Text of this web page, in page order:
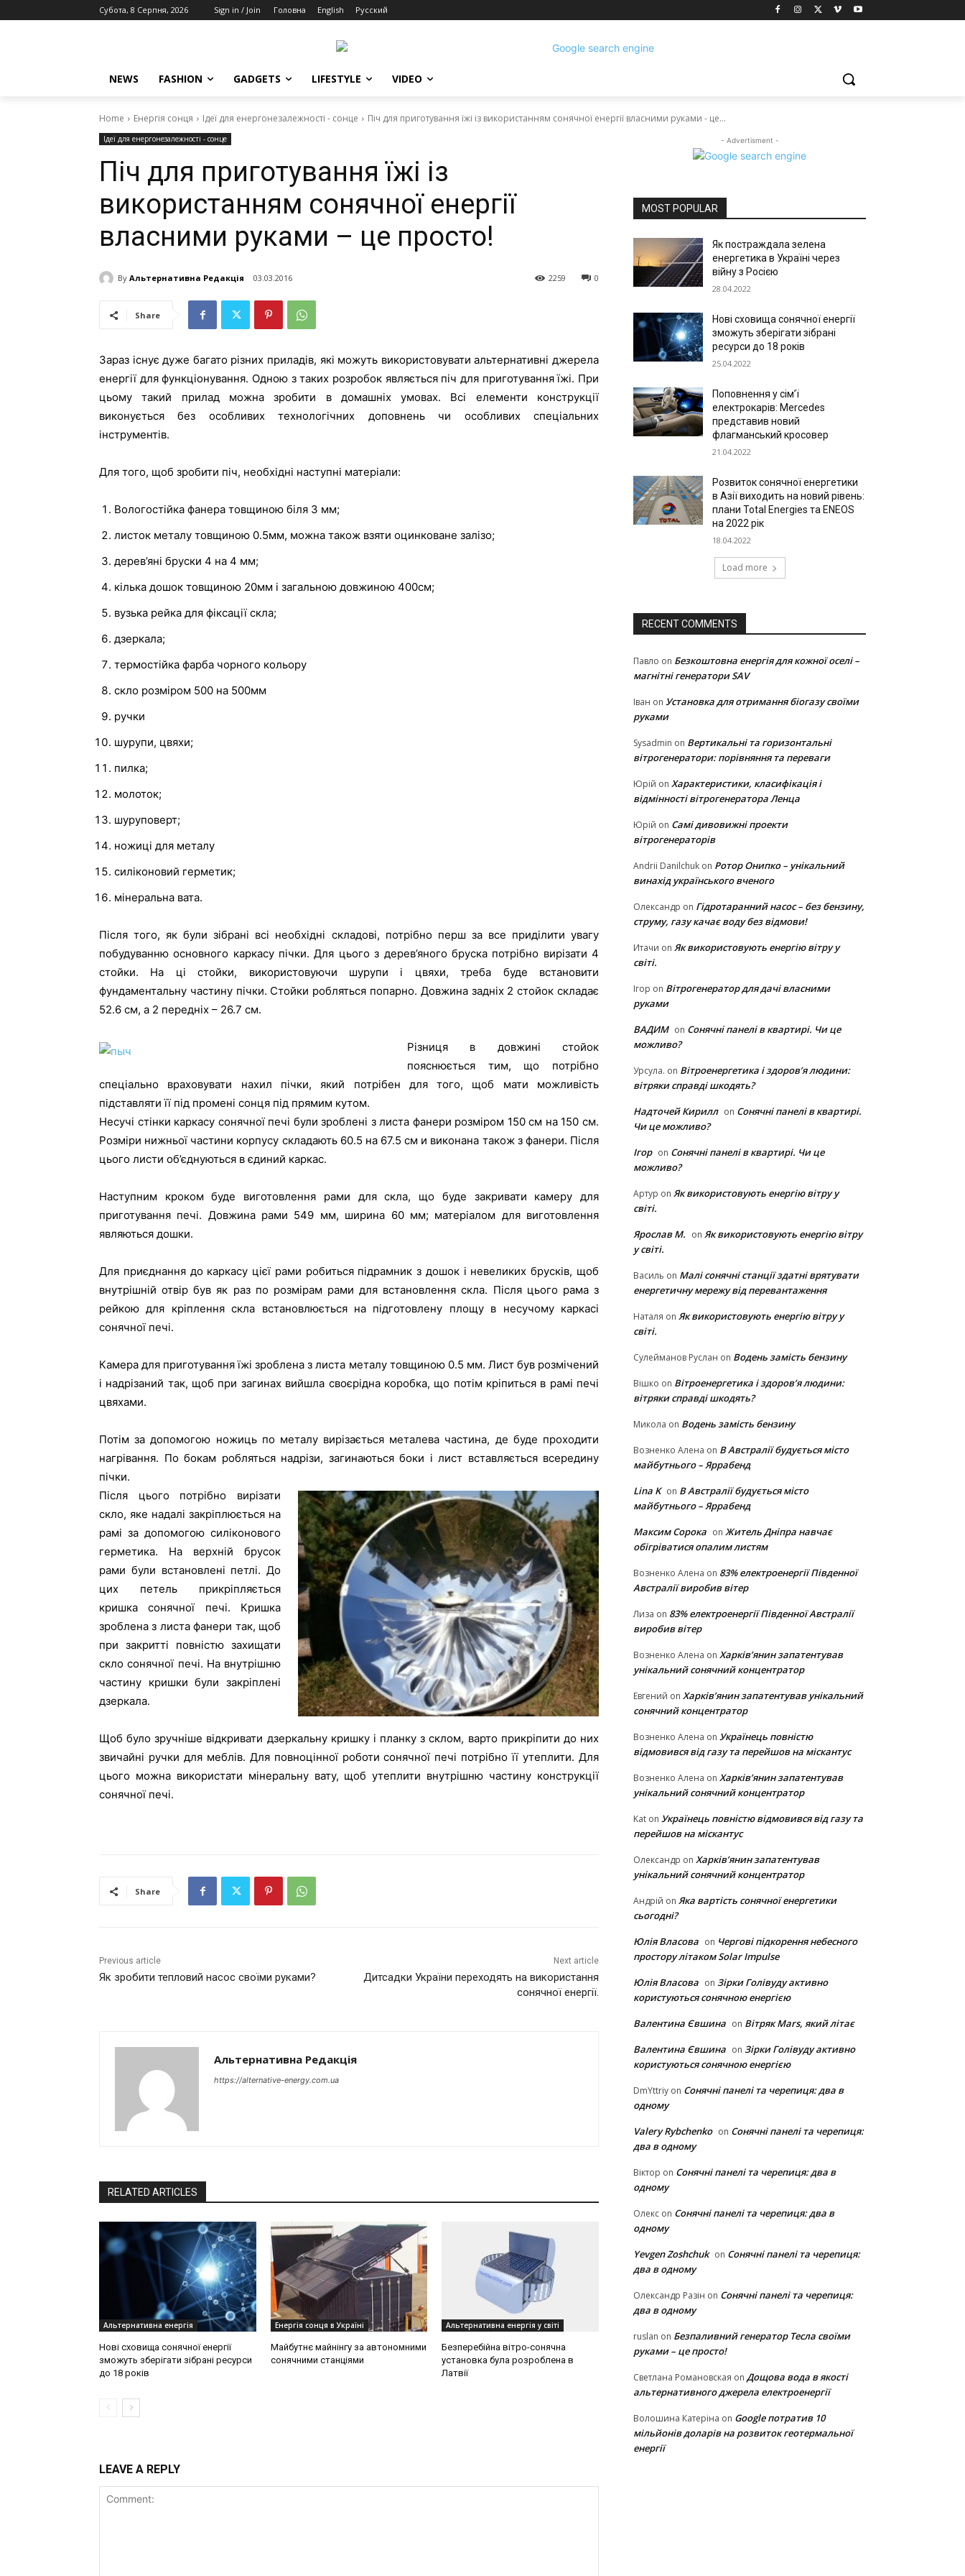
Субота, 8 Серпня, 2026 Sign in / Join Головна English Русский
NEWS FASHION GADGETS LIFESTYLE VIDEO
Home Енергія сонця Ідеї для енергонезалежності - сонце Піч для приготування їжі із використанням сонячної енергії власними руками - це...
Ідеї для енергонезалежності - сонце
Піч для приготування їжі із
використанням сонячної енергії
власними руками – це просто!
By Альтернативна Редакція 03.03.2016 0
2259
Share
Зараз існує дуже багато різних приладів, які можуть використовувати альтернативні джерела
енергії для функціонування. Одною з таких розробок являється піч для приготування їжі. При
цьому такий прилад можна зробити в домашніх умовах. Всі елементи конструкції
виконується без особливих технологічних доповнень чи особливих спеціальних
інструментів.
Для того, щоб зробити піч, необхідні наступні матеріали:
Вологостійка фанера товщиною біля 3 мм;
листок металу товщиною 0.5мм, можна також взяти оцинковане залізо;
дерев’яні бруски 4 на 4 мм;
кілька дошок товщиною 20мм і загальною довжиною 400см;
вузька рейка для фіксації скла;
дзеркала;
термостійка фарба чорного кольору
скло розміром 500 на 500мм
ручки
шурупи, цвяхи;
пилка;
молоток;
шуруповерт;
ножиці для металу
силіконовий герметик;
мінеральна вата.
Після того, як були зібрані всі необхідні складові, потрібно перш за все приділити увагу
побудуванню основного каркасу пічки. Для цього з дерев’яного бруска потрібно вирізати 4
стойки. На ці стойки, використовуючи шурупи і цвяхи, треба буде встановити
фундаментальну частину пічки. Стойки робляться попарно. Довжина задніх 2 стойок складає
52.6 см, а 2 передніх – 26.7 см.
Різниця в довжині стойок
пояснюється тим, що потрібно
спеціально враховувати нахил пічки, який потрібен для того, щоб мати можливість
підставляти її під промені сонця під прямим кутом.
Несучі стінки каркасу сонячної печі були зроблені з листа фанери розміром 150 см на 150 см.
Розміри нижньої частини корпусу складають 60.5 на 67.5 см и виконана також з фанери. Після
цього листи об’єднуються в єдиний каркас.
Наступним кроком буде виготовлення рами для скла, що буде закривати камеру для
приготування печі. Довжина рами 549 мм, ширина 60 мм; матеріалом для виготовлення
являються дошки.
Для приєднання до каркасу цієї рами робиться підрамник з дошок і невеликих брусків, щоб
внутрішній отвір був як раз по розмірам рами для встановлення скла. Після цього рама з
рейкою для кріплення скла встановлюється на підготовлену площу в несучому каркасі
сонячної печі.
Камера для приготування їжі зроблена з листа металу товщиною 0.5 мм. Лист був розмічений
і надрізаний так, щоб при загинах вийшла своєрідна коробка, що потім кріпиться в рамі печі
цвяхами.
Потім за допомогою ножиць по металу вирізається металева частина, де буде проходити
нагрівання. По бокам робляться надрізи, загинаються боки і лист вставляється всередину
пічки.
Після цього потрібно вирізати
скло, яке надалі закріплюється на
рамі за допомогою силіконового
герметика. На верхній брусок
рами були встановлені петлі. До
цих петель прикріпляється
кришка сонячної печі. Кришка
зроблена з листа фанери так, щоб
при закритті повністю захищати
скло сонячної печі. На внутрішню
частину кришки були закріплені
дзеркала.
Щоб було зручніше відкривати дзеркальну кришку і планку з склом, варто прикріпити до них
звичайні ручки для меблів. Для повноцінної роботи сонячної печі потрібно її утеплити. Для
цього можна використати мінеральну вату, щоб утеплити внутрішню частину конструкції
сонячної печі.
Share
Previous article
Як зробити тепловий насос своїми руками?
Next article
Дитсадки України переходять на використання
сонячної енергії.
Альтернативна Редакція
https://alternative-energy.com.ua
RELATED ARTICLES
Альтернативна енергія
Нові сховища сонячної енергії
зможуть зберігати зібрані ресурси
до 18 років
Енергія сонця в Україні
Майбутнє майнінгу за автономними
сонячними станціями
Альтернативна енергія у світі
Безперебійна вітро-сонячна
установка була розроблена в
Латвії
LEAVE A REPLY
- Advertisment -
MOST POPULAR
Як постраждала зелена
енергетика в Україні через
війну з Росією
28.04.2022
Нові сховища сонячної енергії
зможуть зберігати зібрані
ресурси до 18 років
25.04.2022
Поповнення у сім’ї
електрокарів: Mercedes
представив новий
флагманський кросовер
21.04.2022
Розвиток сонячної енергетики
в Азії виходить на новий рівень:
плани Total Energies та ENEOS
на 2022 рік
18.04.2022
Load more
RECENT COMMENTS
Павло on Безкоштовна енергія для кожної оселі –
магнітні генератори SAV
Іван on Установка для отримання біогазу своїми
руками
Sysadmin on Вертикальні та горизонтальні
вітрогенератори: порівняння та переваги
Юрій on Характеристики, класифікація і
відмінності вітрогенератора Ленца
Юрій on Самі дивовижні проекти
вітрогенераторів
Andrii Danilchuk on Ротор Онипко – унікальний
винахід українського вченого
Олександр on Гідротаранний насос – без бензину,
струму, газу качає воду без відмови!
Итачи on Як використовують енергію вітру у
світі.
Ігор on Вітрогенератор для дачі власними
руками
ВАДИМ on Сонячні панелі в квартирі. Чи це
можливо?
Урсула. on Вітроенергетика і здоров’я людини:
вітряки cправді шкодять?
Надточей Кирилл on Сонячні панелі в квартирі.
Чи це можливо?
Ігор on Сонячні панелі в квартирі. Чи це
можливо?
Артур on Як використовують енергію вітру у
світі.
Ярослав М. on Як використовують енергію вітру
у світі.
Василь on Малі сонячні станції здатні врятувати
енергетичну мережу від перевантаження
Наталя on Як використовують енергію вітру у
світі.
Сулейманов Руслан on Водень замість бензину
Вішко on Вітроенергетика і здоров’я людини:
вітряки cправді шкодять?
Микола on Водень замість бензину
Возненко Алена on В Австралії будується місто
майбутнього – Яррабенд
Lina K on В Австралії будується місто
майбутнього – Яррабенд
Максим Сорока on Житель Дніпра навчає
обігріватися опалим листям
Возненко Алена on 83% електроенергії Південної
Австралії виробив вітер
Лиза on 83% електроенергії Південної Австралії
виробив вітер
Возненко Алена on Харків’янин запатентував
унікальний сонячний концентратор
Евгений on Харків’янин запатентував унікальний
сонячний концентратор
Возненко Алена on Українець повністю
відмовився від газу та перейшов на міскантус
Возненко Алена on Харків’янин запатентував
унікальний сонячний концентратор
Kat on Українець повністю відмовився від газу та
перейшов на міскантус
Олександр on Харків’янин запатентував
унікальний сонячний концентратор
Андрій on Яка вартість сонячної енергетики
сьогодні?
Юлія Власова on Чергові підкорення небесного
простору літаком Solar Impulse
Юлія Власова on Зірки Голівуду активно
користуються сонячною енергією
Валентина Євшина on Вітряк Mars, який літає
Валентина Євшина on Зірки Голівуду активно
користуються сонячною енергією
DmYttriy on Сонячні панелі та черепиця: два в
одному
Valery Rybchenko on Сонячні панелі та черепиця:
два в одному
Віктор on Сонячні панелі та черепиця: два в
одному
Олекс on Сонячні панелі та черепиця: два в
одному
Yevgen Zoshchuk on Сонячні панелі та черепиця:
два в одному
Олександр Разін on Сонячні панелі та черепиця:
два в одному
ruslan on Безпаливний генератор Тесла своїми
руками – це просто!
Светлана Романовская on Дощова вода в якості
альтернативного джерела електроенергії
Волошина Катеріна on Google потратив 10
мільйонів доларів на розвиток геотермальної
енергії